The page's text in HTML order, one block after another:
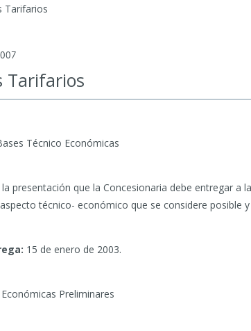
Tarifarios
Tarifarios
Técnico Económicas
presentación que la Concesionaria debe entregar a
técnico- económico que se considere posible
15 de enero de 2003.
Preliminares